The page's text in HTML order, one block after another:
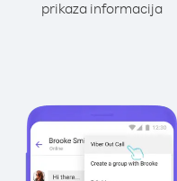
prikaza informacija